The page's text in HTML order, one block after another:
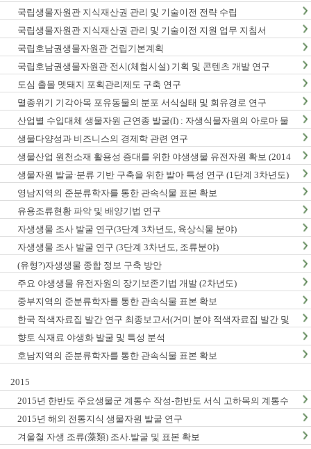
전정책지원 전략보고서
국립생물자원관 지식재산권 관리 및 기술이전 전략 수립
국립생물자원관 지식재산권 관리 및 기술이전 지원 업무 지침서
국립호남권생물자원관 건립기본계획
국립호남권생물자원관 전시(체험시설) 기획 및 콘텐츠 개발 연구
도심 출몰 멧돼지 포획관리제도 구축 연구
멸종위기 기각아목 포유동물의 분포 서식실태 및 회유경로 연구
산업별 수입대체 생물자원 근연종 발굴(I) : 자생식물자원의 아로마 물
질 탐색 및 발굴
생물다양성과 비즈니스의 경제학 관련 연구
생물산업 원천소재 활용성 증대를 위한 야생생물 유전자원 확보 (2014
년)
생물자원 발굴·분류 기반 구축을 위한 발아 특성 연구 (1단계 3차년도)
영남지역의 준분류학자를 통한 관속식물 표본 확보
유용조류현황 파악 및 배양기법 연구
자생생물 조사 발굴 연구(3단계 3차년도, 육상식물 분야)
자생생물 조사 발굴 연구 (3단계 3차년도, 조류분야)
(유형?)자생생물 종합 정보 구축 방안
주요 야생생물 유전자원의 장기보존기법 개발 (2차년도)
중부지역의 준분류학자를 통한 관속식물 표본 확보
한국 적색자료집 발간 연구 최종보고서(거미 분야 적색자료집 발간 및
적색목록집 영문판 개정)
향토 식재료 야생화 발굴 및 특성 분석
호남지역의 준분류학자를 통한 관속식물 표본 확보
2015
2015년 한반도 주요생물군 계통수 작성-한반도 서식 고하목의 계통수
작성 및 DNA바코드 연구 (1차년도) 최종 결과보고서
2015년 해외 전통지식 생물자원 발굴 연구
겨울철 자생 조류(藻類) 조사.발굴 및 표본 확보